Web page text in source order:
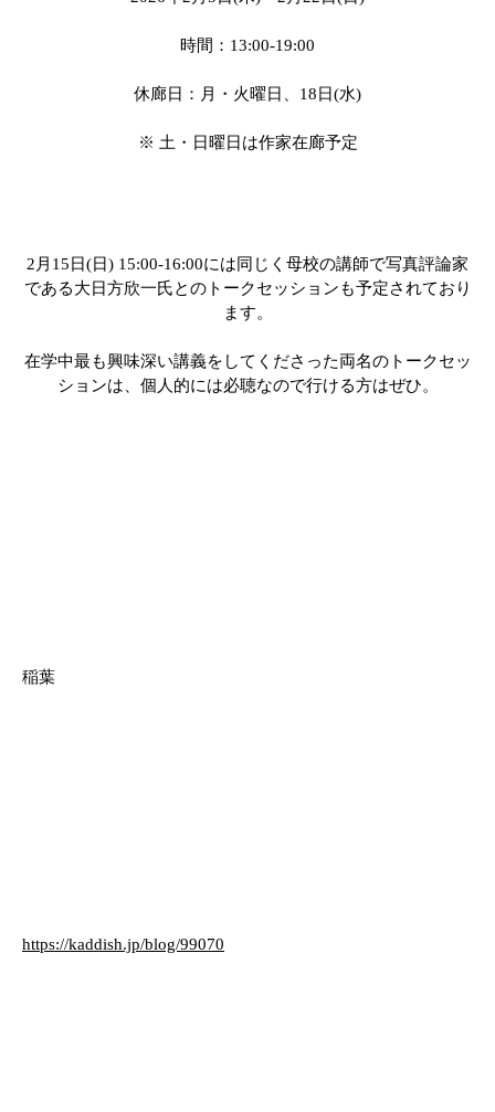
時間：13:00-19:00
休廊日：月・火曜日、18日(水)
※ 土・日曜日は作家在廊予定
2月15日(日) 15:00-16:00には同じく母校の講師で写真評論家
である大日方欣一氏とのトークセッションも予定されており
ます。
在学中最も興味深い講義をしてくださった両名のトークセッ
ションは、個人的には必聴なので行ける方はぜひ。
稲葉
https://kaddish.jp/blog/99070